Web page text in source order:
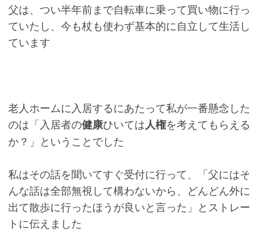
父は、つい半年前まで自転車に乗って買い物に行っ
ていたし、今も杖も使わず基本的に自立して生活し
ています
老人ホームに入居するにあたって私が一番懸念した
のは「入居者の健康ひいては人権を考えてもらえる
か？」ということでした
私はその話を聞いてすぐ受付に行って、「父にはそ
んな話は全部無視して構わないから、どんどん外に
出て散歩に行ったほうが良いと言った」とストレー
トに伝えました